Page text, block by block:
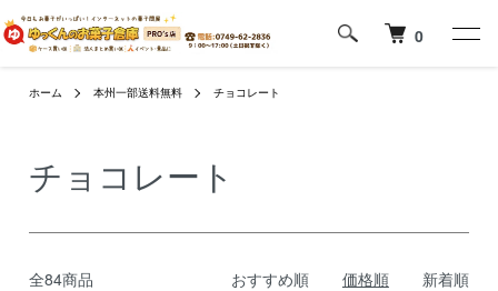
0
ホーム 本州一部送料無料 チョコレート
チョコレート
全84商品 おすすめ順 価格順 新着順